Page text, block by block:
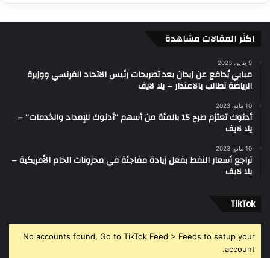
اكثر المقالات مشاهدة
9 يناير، 2023
مبابي يُدافع عن زيدان بعد تصريحات رئيس الاتحاد الفرنسي ووزيرة
الرياضة تطالب بالاعتذار – يلا لايف
10 مايو، 2023
أدنوك تعتزم طرح 15 بالمئة من أسهم “أدنوك للإمداد والخدمات” –
يلا لايف
10 مايو، 2023
تراجع أسعار النفط بفعل زيادة مفاجئة في مخزونات الخام الأمريكية –
يلا لايف
‫TikTok
No accounts found, Go to TikTok Feed > Feeds to setup your
account.